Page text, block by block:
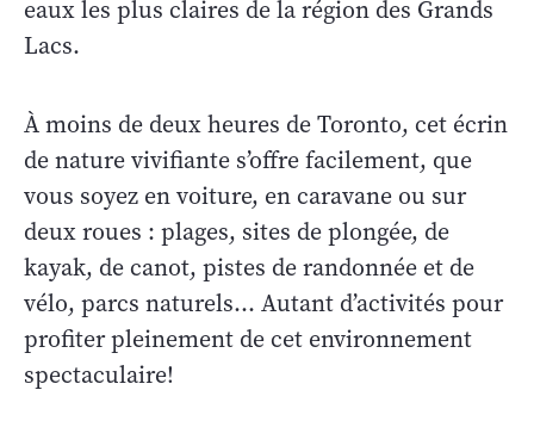
eaux les plus claires de la région des Grands
Lacs.
À moins de deux heures de Toronto, cet écrin
de nature vivifiante s’offre facilement, que
vous soyez en voiture, en caravane ou sur
deux roues : plages, sites de plongée, de
kayak, de canot, pistes de randonnée et de
vélo, parcs naturels… Autant d’activités pour
profiter pleinement de cet environnement
spectaculaire!